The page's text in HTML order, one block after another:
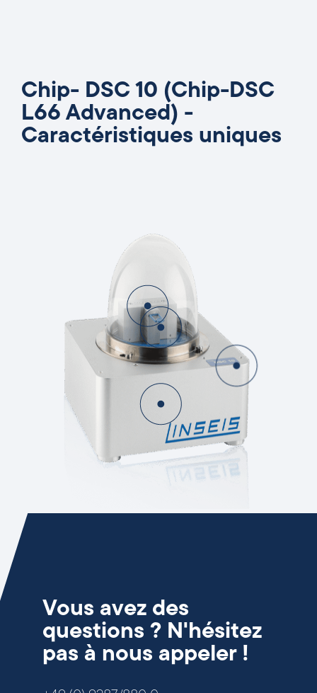
Chip- DSC 10 (Chip-DSC
L66 Advanced) -
Caractéristiques uniques
Vous avez des
questions ? N'hésitez
pas à nous appeler !